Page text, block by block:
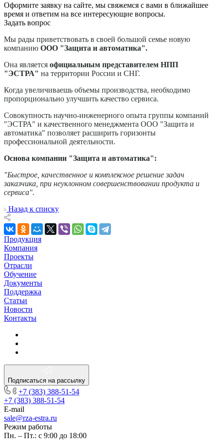
Оформите заявку на сайте, мы свяжемся с вами в ближайшее
время и ответим на все интересующие вопросы.
Задать вопрос
Мы рады приветствовать в своей большой семье новую
компанию ООО "Защита и автоматика".
Она является официальным представителем НПП
"ЭСТРА" на территории России и СНГ.
Когда увеличиваешь объемы производства, необходимо
пропорционально улучшить качество сервиса.
Совокупность научно-инженерного опыта группы компаний
"ЭСТРА" и качественного менеджмента ООО "Защита и
автоматика" позволяет расширить горизонты
профессиональной деятельности.
Основа компании "Защита и автоматика":
"Быстрое, качественное и комплексное решение задач
заказчика, при неуклонном совершенствовании продукта и
сервиса".
Назад к списку
Продукция
Компания
Проекты
Отрасли
Обучение
Документы
Поддержка
Статьи
Новости
Контакты
Подписаться на рассылку
+7 (383) 388-51-54
+7 (383) 388-51-54
E-mail
sale@rza-estra.ru
Режим работы
Пн. – Пт.: с 9:00 до 18:00